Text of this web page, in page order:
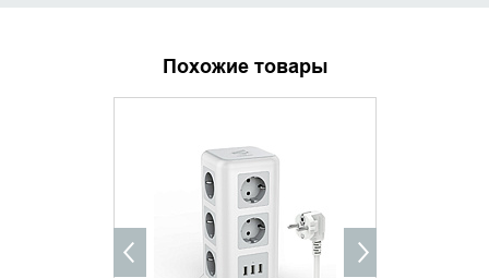
Похожие товары
УТОЧНИТЬ НАЛИЧИЕ